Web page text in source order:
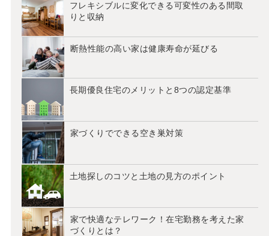
フレキシブルに変化できる可変性のある間取
りと収納
断熱性能の高い家は健康寿命が延びる
長期優良住宅のメリットと8つの認定基準
家づくりでできる空き巣対策
土地探しのコツと土地の見方のポイント
家で快適なテレワーク！在宅勤務を考えた家
づくりとは？